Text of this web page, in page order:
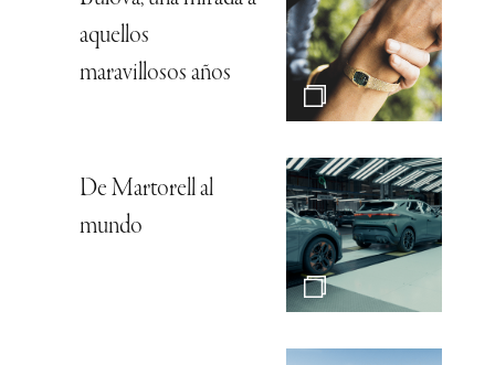
aquellos
maravillosos años
De Martorell al
mundo